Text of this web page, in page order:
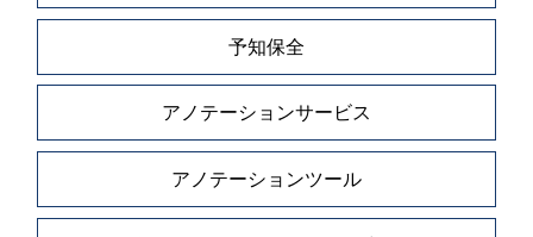
予知保全
アノテーションサービス
アノテーションツール